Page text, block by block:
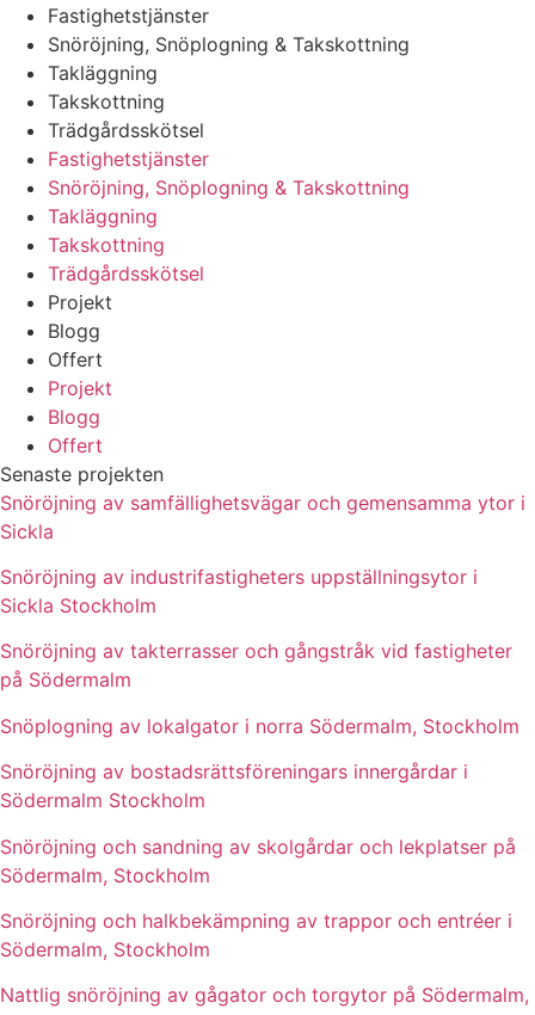
Fastighetstjänster
Snöröjning, Snöplogning & Takskottning
Takläggning
Takskottning
Trädgårdsskötsel
Fastighetstjänster
Snöröjning, Snöplogning & Takskottning
Takläggning
Takskottning
Trädgårdsskötsel
Projekt
Blogg
Offert
Projekt
Blogg
Offert
Senaste projekten
Snöröjning av samfällighetsvägar och gemensamma ytor i
Sickla
Snöröjning av industrifastigheters uppställningsytor i
Sickla Stockholm
Snöröjning av takterrasser och gångstråk vid fastigheter
på Södermalm
Snöplogning av lokalgator i norra Södermalm, Stockholm
Snöröjning av bostadsrättsföreningars innergårdar i
Södermalm Stockholm
Snöröjning och sandning av skolgårdar och lekplatser på
Södermalm, Stockholm
Snöröjning och halkbekämpning av trappor och entréer i
Södermalm, Stockholm
Nattlig snöröjning av gågator och torgytor på Södermalm,